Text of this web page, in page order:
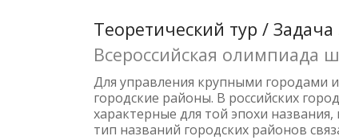
Теоретический тур / Задача
Всероссийская олимпиада
Для управления крупными городами
городские районы. В российских
характерные для той эпохи
тип названий городских районов